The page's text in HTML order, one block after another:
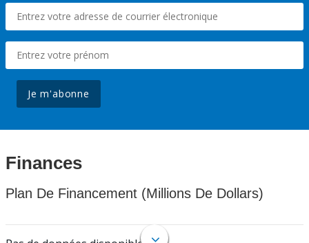
Je m'abonne
Finances
Plan De Financement (Millions De Dollars)